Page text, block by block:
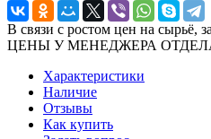
В связи с ростом цен на
ЦЕНЫ У МЕНЕДЖЕРА
Характеристики
Наличие
Отзывы
Как купить